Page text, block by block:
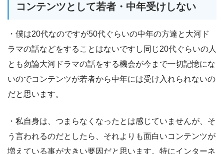
コンテンツとして若者・中年受けしない
・僕は20代なのですが50代ぐらいの中年の方達と大河ド
ラマの話などをすることはないですし同じ20代ぐらいの人
とも勿論大河ドラマの話をする機会が今まで一切記憶にな
いのでコンテンツが若者から中年には受け入れられないの
だと思います。
・私自身は、つまらなくなったとは感じていませんが、そ
う言われるのだとしたら、それよりも面白いコンテンツが
増えている事が大きい要因だと思います。特にインターネ